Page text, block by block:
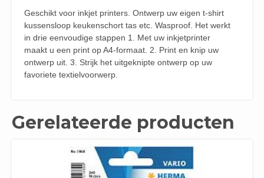
Geschikt voor inkjet printers. Ontwerp uw eigen t-shirt
kussensloop keukenschort tas etc. Wasproof. Het werkt
in drie eenvoudige stappen 1. Met uw inkjetprinter
maakt u een print op A4-formaat. 2. Print en knip uw
ontwerp uit. 3. Strijk het uitgeknipte ontwerp op uw
favoriete textielvoorwerp.
Gerelateerde producten